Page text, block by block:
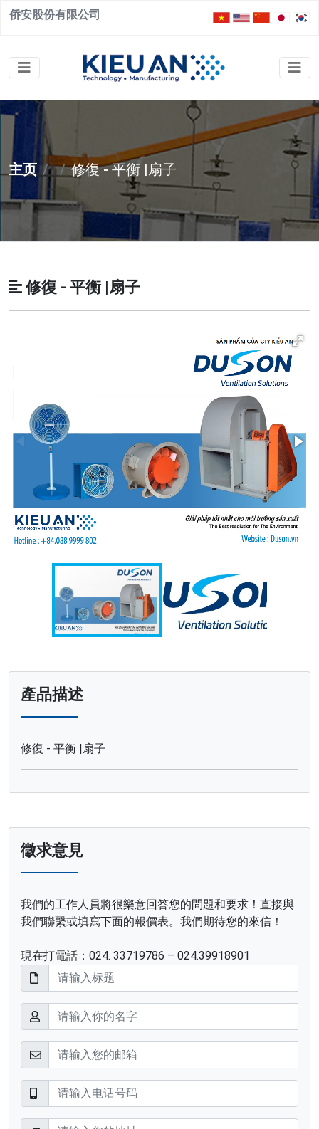
侨安股份有限公司
主页 修復 - 平衡 |扇子
修復 - 平衡 |扇子
產品描述
修復 - 平衡 |扇子
徵求意見
我們的工作人員將很樂意回答您的問題和要求！直接與
我們聯繫或填寫下面的報價表。我們期待您的來信！
現在打電話：024. 33719786 – 024.39918901